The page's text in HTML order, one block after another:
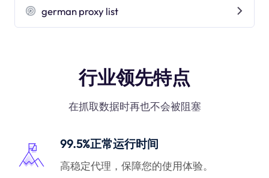
german proxy list
行业领先特点
在抓取数据时再也不会被阻塞
99.5%正常运行时间
高稳定代理，保障您的使用体验。